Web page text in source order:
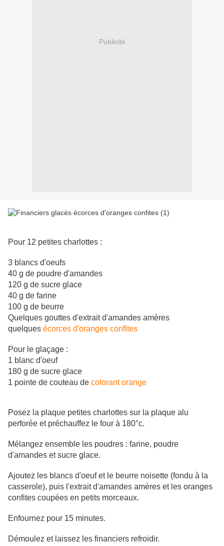
Publicité
Pour 12 petites charlottes :
3 blancs d'oeufs
40 g de poudre d'amandes
120 g de sucre glace
40 g de farine
100 g de beurre
Quelques gouttes d'extrait d'amandes amères
quelques écorces d'oranges confites
Pour le glaçage :
1 blanc d'oeuf
180 g de sucre glace
1 pointe de couteau de colorant orange
Posez la plaque petites charlottes sur la plaque alu
perforée et préchauffez le four à 180°c.
Mélangez ensemble les poudres : farine, poudre
d'amandes et sucre glace.
Ajoutez les blancs d'oeuf et le beurre noisette (fondu à la
casserole), puis l'extrait d'amandes amères et les oranges
confites coupées en petits morceaux.
Enfournez pour 15 minutes.
Démoulez et laissez les financiers refroidir.